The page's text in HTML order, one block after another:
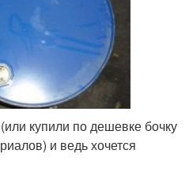
купили по дешевке бочку
и ведь хочется